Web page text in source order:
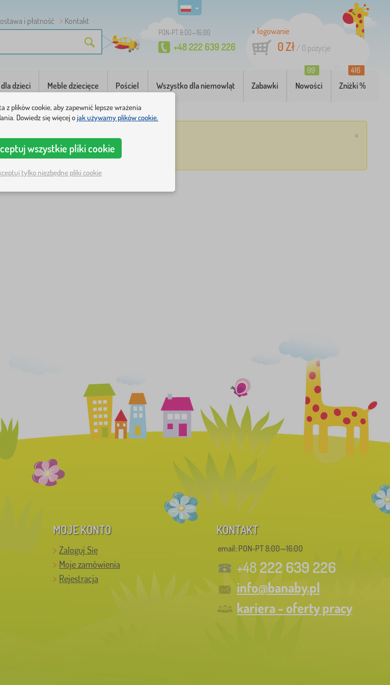
i płatność Kontakt
PON-PT 8:00—16:00
+48 222 639 226
logowanie
0 Zł/ 0 pozycje
dzieci Meble dziecięce Pościel Wszystko dla niemowląt Zabawki Nowości
99
Zniżki %
416
×
MOJE KONTO
Zaloguj Się
Moje zamówienia
Rejestracja
KONTAKT
email: PON-PT 8:00—16:00
+48222 639 226
info@banaby.pl
kariera - oferty pracy
z plików cookie, aby zapewnić lepsze wrażenia
Dowiedz się więcej ojak używamy plików cookie.
wszystkie pliki cookie
tylko niezbędne pliki cookie